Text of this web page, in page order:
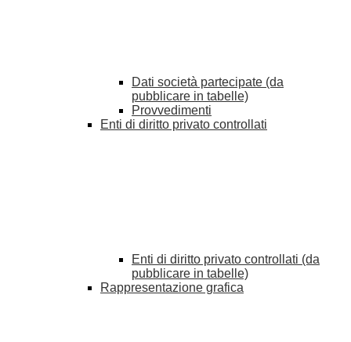
Dati società partecipate (da
pubblicare in tabelle)
Provvedimenti
Enti di diritto privato controllati
Enti di diritto privato controllati (da
pubblicare in tabelle)
Rappresentazione grafica